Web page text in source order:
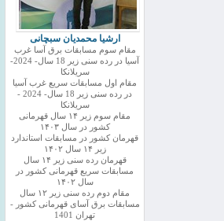
ارشیا محمدیان سبچانی
مقام سوم مسابقات برق آسا غرب
آسیا در رده سنی زیر 18 سال- 2024-
سریلانکا
مقام اول مسابقات سریع غرب آسیا
در رده سنی زیر 18 سال- 2024 -
سریلانکا
مقام سوم زیر ۱۴ سال قهرمانی
کشور در سال ۱۴۰۳
قهرمان کشور در مسابقات استاندارد
زیر ۱۴ سال ۱۴۰۲
قهرمان رده سنی زیر ۱۴ سال
مسابقات سریع قهرمانی کشور در
سال ۱۴۰۲
مقام دوم رده سنی زیر ۱۲ سال
مسابقات برق آسای قهرمانی کشور -
تهران 1401